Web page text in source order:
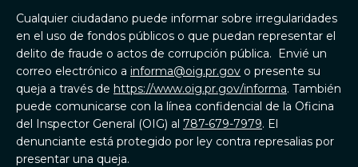
Cualquier ciudadano puede informar sobre irregularidades
en el uso de fondos públicos o que puedan representar el
delito de fraude o actos de corrupción pública. Envié un
correo electrónico a informa@oig.pr.gov o presente su
queja a través de https://www.oig.pr.gov/informa. También
puede comunicarse con la línea confidencial de la Oficina
del Inspector General (OIG) al 787-679-7979. El
denunciante está protegido por ley contra represalias por
presentar una queja.